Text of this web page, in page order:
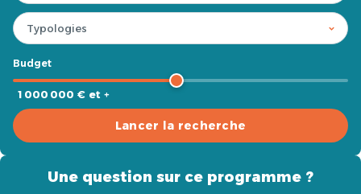
Budget
1 000 000 € et +
Lancer la recherche
Une question sur ce programme ?